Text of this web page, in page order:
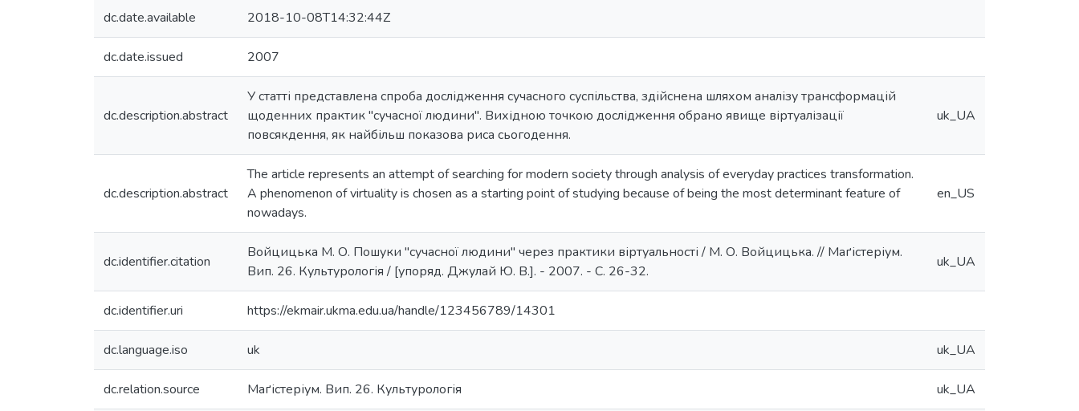
dc.date.available 2018-10-08T14:32:44Z
dc.date.issued 2007
dc.description.abstract
У статті представлена спроба дослідження сучасного суспільства, здійснена шляхом аналізу трансформацій
щоденних практик "сучасної людини". Вихідною точкою дослідження обрано явище віртуалізації
повсякдення, як найбільш показова риса сьогодення.
uk_UA
dc.description.abstract
The article represents an attempt of searching for modern society through analysis of everyday practices transformation.
A phenomenon of virtuality is chosen as a starting point of studying because of being the most determinant feature of
nowadays.
en_US
dc.identifier.citation
Войцицька М. О. Пошуки "сучасної людини" через практики віртуальності / М. О. Войцицька. // Маґістеріум.
Вип. 26. Культурологія / [упоряд. Джулай Ю. В.]. - 2007. - С. 26-32.
uk_UA
dc.identifier.uri https://ekmair.ukma.edu.ua/handle/123456789/14301
dc.language.iso uk uk_UA
dc.relation.source Маґістеріум. Вип. 26. Культурологія uk_UA